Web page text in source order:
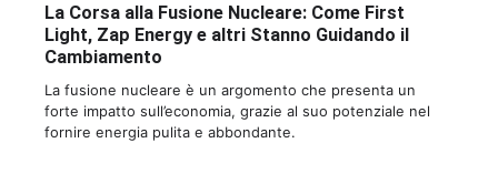
La Corsa alla Fusione Nucleare: Come First
Light, Zap Energy e altri Stanno Guidando il
Cambiamento
La fusione nucleare è un argomento che presenta un
forte impatto sull’economia, grazie al suo potenziale nel
fornire energia pulita e abbondante.